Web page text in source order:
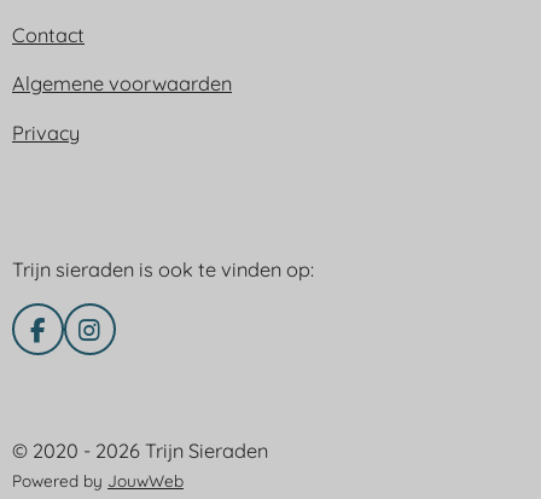
Contact
Algemene voorwaarden
Privacy
Trijn sieraden is ook te vinden op:
F
a
o
o
I
n
g
r
© 2020 - 2026 Trijn Sieraden
Powered by JouwWeb